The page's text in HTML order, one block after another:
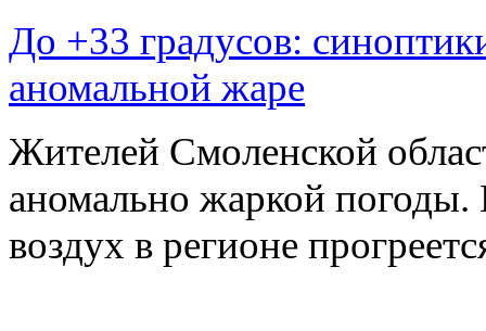
До +33 градусов:
аномальной жаре
Жителей Смоленской
аномально жаркой погоды.
воздух в регионе